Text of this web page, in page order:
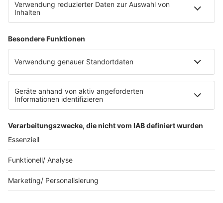
Datenschutzeinstellungen
Clubbedingungen
Werbung schalten
Waffel-Werbepartner
80s80s.de
90s90s.de
Schlagerplanetradio.com
1deutsch.de
WEIHNACHTSMUSIK.FM
© barba radio. Ein Baby von Barbara Schöneberger und
REGIOCAST.